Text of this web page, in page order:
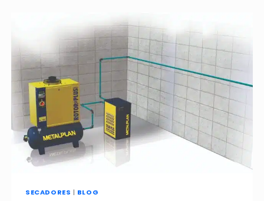
MELHOR
TECNOLOGIA
PARA
SEU
PROCESSO?
SECADORES | BLOG